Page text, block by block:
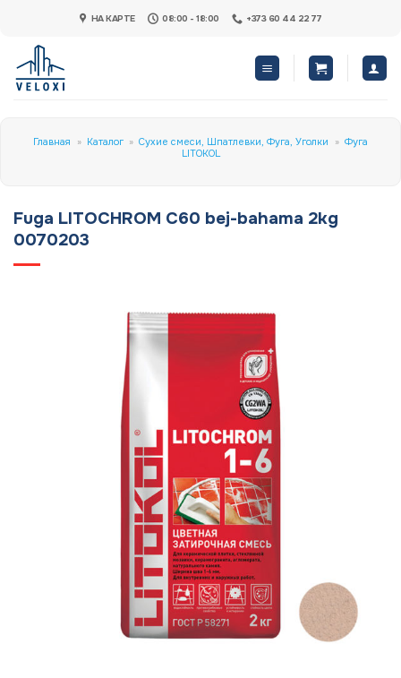
content
НА КАРТЕ 08:00 - 18:00 +373 60 44 22 77
Главная » Каталог » Сухие смеси, Шпатлевки, Фуга, Уголки » Фуга
LITOKOL
Fuga LITOCHROM C60 bej-bahama 2kg
0070203